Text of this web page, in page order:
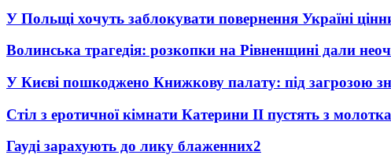
У Польщі хочуть заблокувати повернення Україні
Волинська трагедія: розкопки на Рівненщині дали
У Києві пошкоджено Книжкову палату: під загрозою
Стіл з еротичної кімнати Катерини II пустять з молотка
Гауді зарахують до лику блаженних2